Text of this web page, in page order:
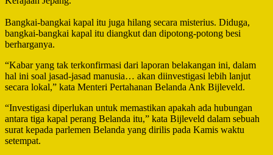
Bangkai-bangkai kapal itu juga hilang secara misterius. Diduga,
bangkai-bangkai kapal itu diangkut dan dipotong-potong besi
berharganya.
“Kabar yang tak terkonfirmasi dari laporan belakangan ini, dalam
hal ini soal jasad-jasad manusia… akan diinvestigasi lebih lanjut
secara lokal,” kata Menteri Pertahanan Belanda Ank Bijleveld.
“Investigasi diperlukan untuk memastikan apakah ada hubungan
antara tiga kapal perang Belanda itu,” kata Bijleveld dalam sebuah
surat kepada parlemen Belanda yang dirilis pada Kamis waktu
setempat.